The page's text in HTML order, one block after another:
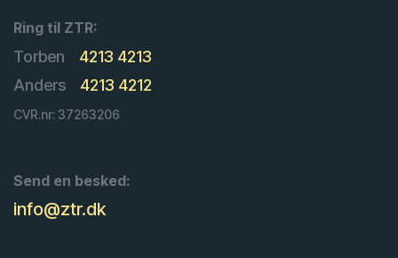
Ring til ZTR:
Torben
4213 4213
Anders
4213 4212
CVR.nr: 37263206
Send en besked:
info@ztr.dk